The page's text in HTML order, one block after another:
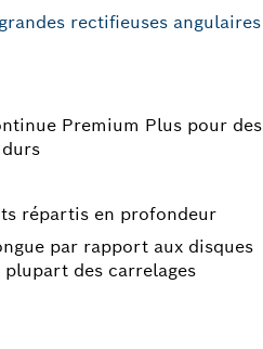
rectifieuses angulaires
Premium Plus pour des
répartis en profondeur
par rapport aux disques
des carrelages